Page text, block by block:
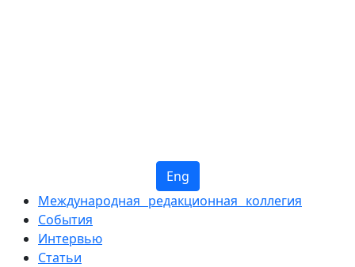
Eng
Международная редакционная коллегия
События
Интервью
Статьи